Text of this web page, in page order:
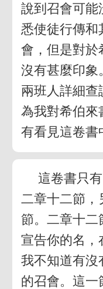
說到召會可能
悉使徒行傳和
會，但是對於
沒有甚麼印象
兩班人詳細查
為我對希伯來
有看見這卷書
這卷書只
二章十二節，
節。二章十二
宣告你的名，
我不知道有沒
的召會。這一